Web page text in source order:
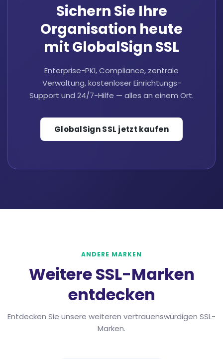
Sichern Sie Ihre
Organisation heute
mit GlobalSign SSL
Enterprise-PKI, Compliance, zentrale
Verwaltung, kostenloser Einrichtungs-
Support und 24/7-Hilfe — alles an einem Ort.
GlobalSign SSL jetzt kaufen
ANDERE MARKEN
Weitere SSL-Marken
entdecken
Entdecken Sie unsere weiteren vertrauenswürdigen SSL-
Marken.